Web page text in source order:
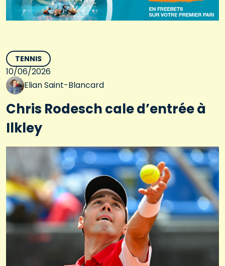
TENNIS
10/06/2026
Elian Saint-Blancard
Chris Rodesch cale d’entrée à
Ilkley